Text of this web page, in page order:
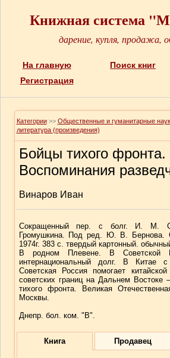
Книжная система
дарение, купля, продажа,
На главную Поиск книг
Регистрация
Категории >> Общественные и гуманитарные
литература (произведения)
Бойцы тихого фронта.
Воспоминания
Винаров Иван
Сокращенный пер. с болг. И. М.
Громушкина. Под ред. Ю. В. Бернова.
1974г. 383 с. твердый картонный.
В родном Плевене. В Советской
интернациональный долг. В Китае
Советская Россия помогает
советских границ на Дальнем
тихого фронта. Великая
Москвы.
Днепр. бол. ком. "В".
Книга Продавец